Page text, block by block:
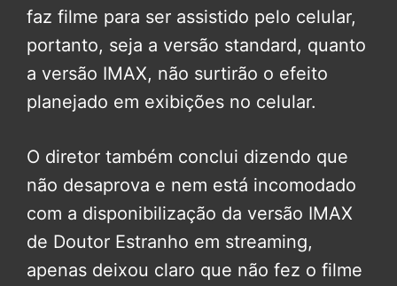
faz filme para ser assistido pelo celular,
portanto, seja a versão standard, quanto
a versão IMAX, não surtirão o efeito
planejado em exibições no celular.
O diretor também conclui dizendo que
não desaprova e nem está incomodado
com a disponibilização da versão IMAX
de Doutor Estranho em streaming,
apenas deixou claro que não fez o filme